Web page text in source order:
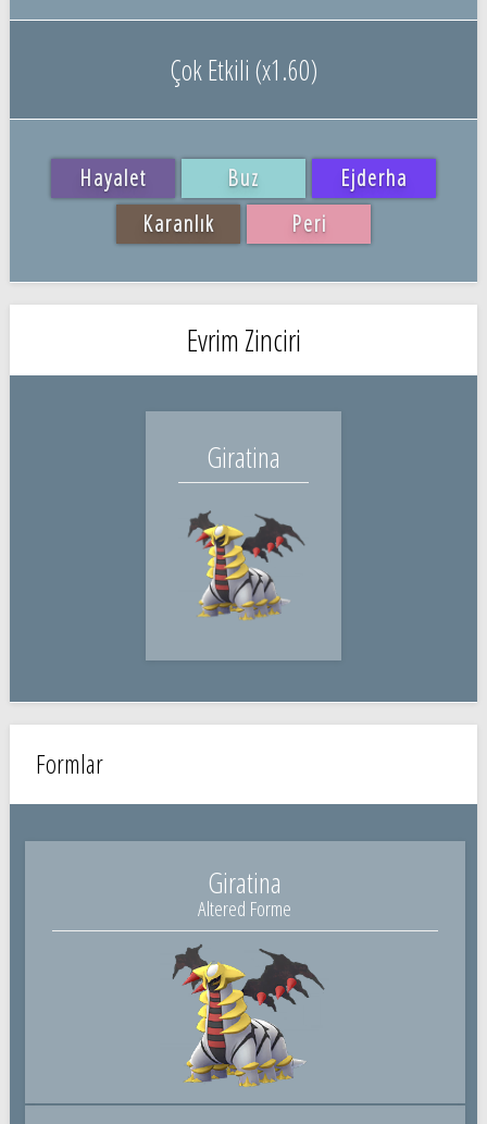
Çok Etkili (x1.60)
Hayalet Buz
Ejderha
Karanlık
Peri
Evrim Zinciri
Giratina
Formlar
Giratina
Altered Forme